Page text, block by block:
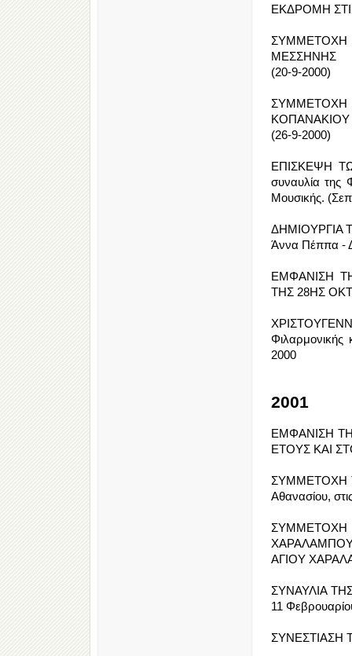
ΕΚΔΡΟΜΗ ΣΤΙΣ
ΜΕΣΣΗΝΗΣ
(20-9-2000)
ΚΟΠΑΝΑΚΙΟΥ
(26-9-2000)
ΕΠΙΣΚΕΨΗ
συναυλία της
Μουσικής.
ΔΗΜΙΟΥΡΓΙΑ
Άννα Πέππα -
ΕΜΦΑΝΙΣΗ
ΤΗΣ 28ΗΣ
2000
2001
ΕΜΦΑΝΙΣΗ
ΕΤΟΥΣ ΚΑΙ
ΣΥΜΜΕΤΟΧΗ
Αθανασίου,
ΣΥΜΜΕΤΟΧΗ
ΑΓΙΟΥ
ΣΥΝΑΥΛΙΑ
11
ΣΥΝΕΣΤΙΑΣΗ